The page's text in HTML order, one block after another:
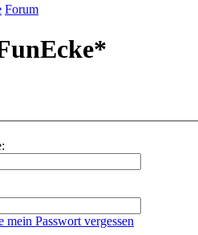
Forum
mein Passwort vergessen